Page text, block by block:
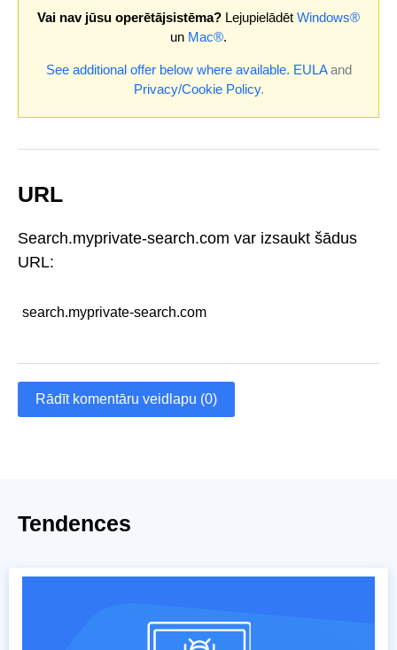
Vai nav jūsu operētājsistēma? Lejupielādēt Windows®
un Mac®.
See additional offer below where available. EULAand
Privacy/Cookie Policy.
URL
Search.myprivate-search.com var izsaukt šādus
URL:
search.myprivate-search.com
Rādīt komentāru veidlapu (0)
Tendences